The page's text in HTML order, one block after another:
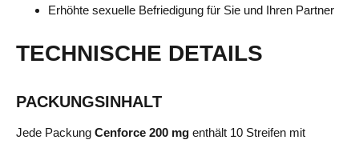
Erhöhte sexuelle Befriedigung für Sie und Ihren Partner
TECHNISCHE DETAILS
PACKUNGSINHALT
Jede Packung Cenforce 200 mg enthält 10 Streifen mit